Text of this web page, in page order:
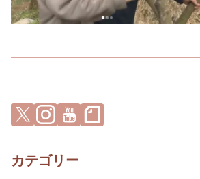
カテゴリー